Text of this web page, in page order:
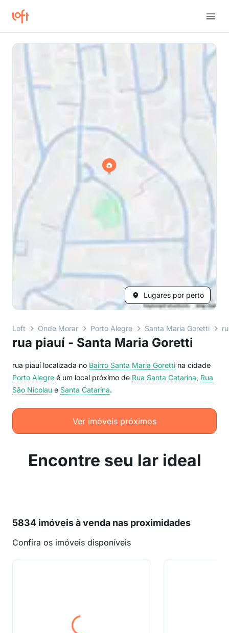
Lugares por perto
Loft Onde Morar Porto Alegre Santa Maria Goretti
rua piauí - Santa Maria Goretti
rua piauí localizada no Bairro Santa Maria Goretti na cidade
Porto Alegre é um local próximo de Rua Santa Catarina, Rua
São Nicolau e Santa Catarina.
Ver imóveis próximos
Encontre seu lar ideal
5834 imóveis à venda nas proximidades
Confira os imóveis disponíveis